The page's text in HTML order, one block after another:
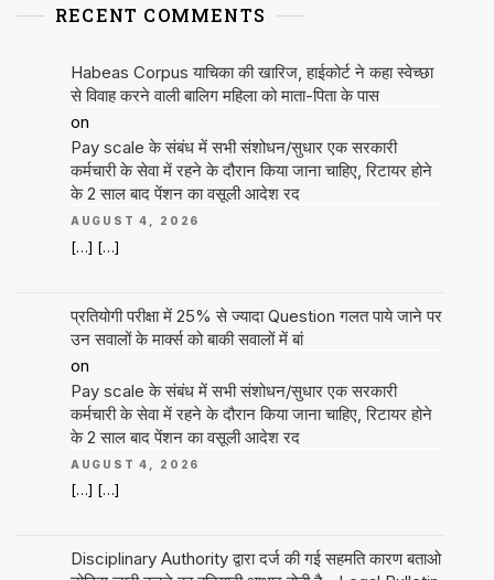
RECENT COMMENTS
Habeas Corpus याचिका की खारिज, हाईकोर्ट ने कहा स्वेच्छा
से विवाह करने वाली बालिग महिला को माता-पिता के पास
on
Pay scale के संबंध में सभी संशोधन/सुधार एक सरकारी
कर्मचारी के सेवा में रहने के दौरान किया जाना चाहिए, रिटायर होने
के 2 साल बाद पेंशन का वसूली आदेश रद
AUGUST 4, 2026
[…] […]
प्रतियोगी परीक्षा में 25% से ज्यादा Question गलत पाये जाने पर
उन सवालों के मार्क्स को बाकी सवालों में बां
on
Pay scale के संबंध में सभी संशोधन/सुधार एक सरकारी
कर्मचारी के सेवा में रहने के दौरान किया जाना चाहिए, रिटायर होने
के 2 साल बाद पेंशन का वसूली आदेश रद
AUGUST 4, 2026
[…] […]
Disciplinary Authority द्वारा दर्ज की गई सहमति कारण बताओ